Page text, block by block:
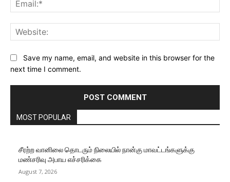
Save my name, email, and website in this browser for the
next time I comment.
MOST POPULAR
சீரற்ற வானிலை தொடரும் நிலையில் நான்கு மாவட்டங்களுக்கு
மண்சரிவு அபாய எச்சரிக்கை
August 7, 2026